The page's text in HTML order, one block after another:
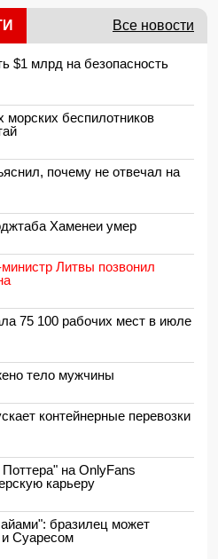
Все новости
$1 млрд на безопасность
беспилотников
почему не отвечал на
Хаменеи умер
Литвы позвонил
75 100 рабочих мест в июле
тело мужчины
контейнерные перевозки
на OnlyFans
карьеру
бразилец может
Суаресом